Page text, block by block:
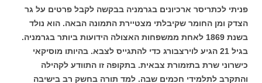
פניתי לכתריסר ארכיונים בגרמניה בבקשה לקבל פרטים על גר
הצדק ומן החומר שקיבלתי מצטיירת התמונה הבאה. הוא נולד
בשנת 1869 לאחת ממשפחות האצולה הידועות ביותר בגרמניה.
בגיל 21 הגיע לוירצבורג כדי להתגייס לצבא. בהיותו מוסיקאי
כישרוני שרת בתזמורת צבאית. בתקופה זו התוודע לקהילה
והתקרב לתלמידי חכמים שבה. למד תורה בחשק רב בישיבה